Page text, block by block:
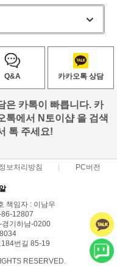
Q&A 카카오톡 상담
은 카톡이 빠릅니다. 카
톡에서 N토이샵 을 검색
톡 주세요!
보처리방침 PC버전
책임자 : 이남우
12807
경기하남-0200
번길 85-19
RESERVED.